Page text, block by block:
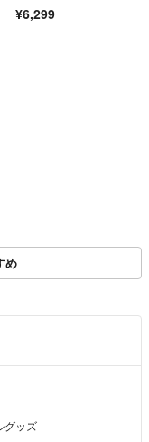
¥6,299
め
グッズ